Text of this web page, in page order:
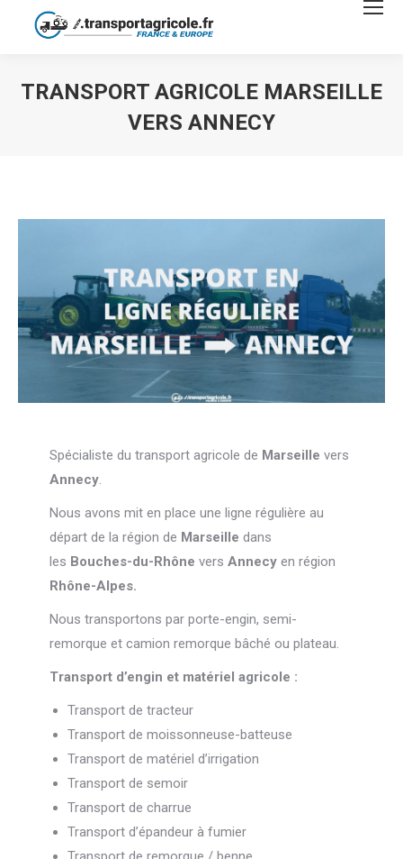
TRANSPORT AGRICOLE MARSEILLE
VERS ANNECY
Spécialiste du transport agricole de Marseille vers
Annecy.
Nous avons mit en place une ligne régulière au
départ de la région de Marseille dans
les Bouches-du-Rhône vers Annecy en région
Rhône-Alpes.
Nous transportons par porte-engin, semi-
remorque et camion remorque bâché ou plateau.
Transport d’engin et matériel agricole :
Transport de tracteur
Transport de moissonneuse-batteuse
Transport de matériel d’irrigation
Transport de semoir
Transport de charrue
Transport d’épandeur à fumier